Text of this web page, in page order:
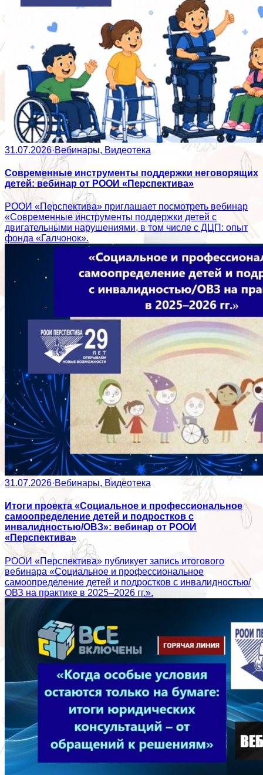
31.07.2026·Вебинары, Видеотека
Современные инструменты поддержки неговорящих
детей: вебинар от РООИ «Перспектива»
РООИ «Перспектива» приглашает посмотреть вебинар
«Современные инструменты поддержки детей с
двигательными нарушениями, в том числе с ДЦП: опыт
фонда «Галчонок».
31.07.2026·Вебинары, Видеотека
Итоги проекта «Социальное и профессиональное
самоопределение детей и подростков с
инвалидностью/ОВЗ»: вебинар от РООИ
«Перспектива»
РООИ «Перспектива» публикует запись итогового
вебинара «Социальное и профессиональное
самоопределение детей и подростков с инвалидностью/
ОВЗ на практике в 2025–2026 гг.».